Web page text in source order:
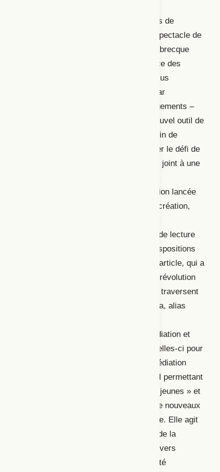
développent entre autres leurs habiletés de
compréhension et d’appréciation d’un spectacle de
théâtre. Dans un autre article, Marie Labrecque
traite du sujet très actuel de la résilience des
théâtres à la suite de la pandémie, et plus
particulièrement de la mise en place, par
l’organisme à but non lucratif les Voyagements –
Théâtre de création en tournée, d’un nouvel outil de
médiation, le dialogue philosophique, afin de
maintenir le lien avec le public et relever le défi de
la rétention. Cette nouvelle stratégie se joint à une
Voyagements, parmi lesquelles l’invitation lancée
au public à participer au processus de création,
représentations et la création de clubs de lecture
pour susciter un intérêt envers les transpositions
de textes divers à la scène. Le dernier article, qui a
pour titre « La médiation théâtrale, une révolution
culturelle? », synthétise des enjeux qui traversent
l’ensemble du dossier. Mariam Tounkara, alias
communautés qui bénéficient de la médiation et
l’importance d’entretenir un lien avec celles-ci pour
mieux les représenter sur scène. La médiation
culturelle est envisagée comme un outil permettant
de « nourrir le désir de découverte des jeunes » et
de favoriser l’inclusion et l’exposition de nouveaux
groupes sociaux à la culture québécoise. Elle agit
en tant que force réparatrice à la suite de la
pandémie en permettant de traiter de divers
enjeux, dont l’environnement, la diversité